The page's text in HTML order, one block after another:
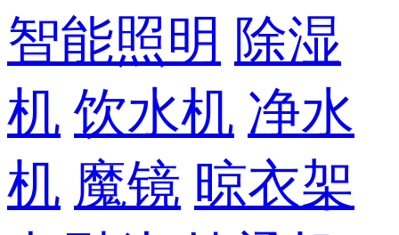
智能照明 除湿
机 饮水机 净水
机 魔镜 晾衣架